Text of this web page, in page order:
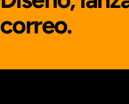
correo.